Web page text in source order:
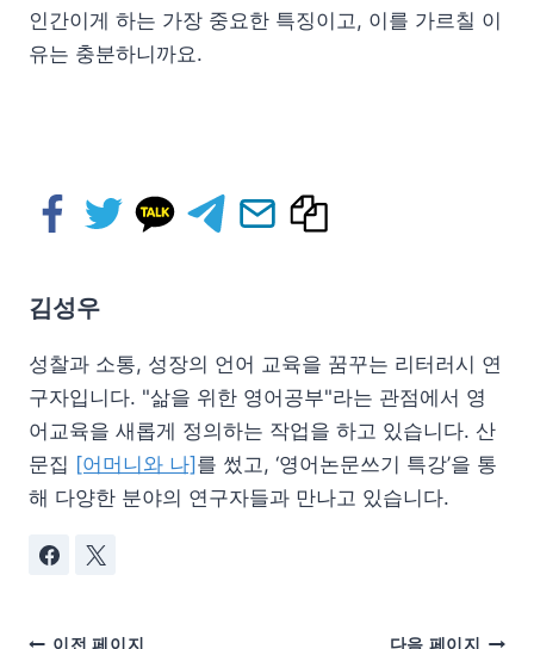
인간이게 하는 가장 중요한 특징이고, 이를 가르칠 이
유는 충분하니까요.
김성우
성찰과 소통, 성장의 언어 교육을 꿈꾸는 리터러시 연
구자입니다. "삶을 위한 영어공부"라는 관점에서 영
어교육을 새롭게 정의하는 작업을 하고 있습니다. 산
문집 [어머니와 나] 를 썼고, ‘영어논문쓰기 특강’을 통
해 다양한 분야의 연구자들과 만나고 있습니다.
이전 페이지 다음 페이지